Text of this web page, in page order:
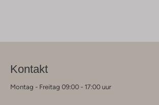
Kontakt
Montag - Freitag 09:00 - 17:00 uur